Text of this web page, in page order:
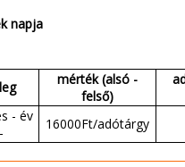
napja
mérték (alsó -
felső)
- év
-
16000Ft/adótárgy